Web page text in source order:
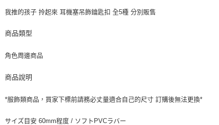
我推的孩子 拎起來 耳機塞吊飾鑰匙扣 全5種 分別販售
商品類型
角色周邊商品
商品說明
*服飾類商品，買家下標前請務必丈量適合自己的尺寸 訂購後無法更換*
サイズ目安 60mm程度 / ソフトPVCラバー